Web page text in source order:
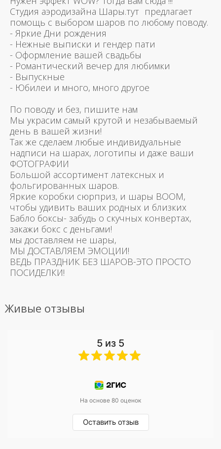
Студия аэродизайна Шары.тут предлагает
помощь с выбором шаров по любому поводу.
- Яркие Дни рождения
- Нежные выписки и гендер пати
- Оформление вашей свадьбы
- Романтический вечер для любимки
- Выпускные
- Юбилеи и много, много другое
По поводу и без, пишите нам
Мы украсим самый крутой и незабываемый
день в вашей жизни!
Так же сделаем любые индивидуальные
надписи на шарах, логотипы и даже ваши
ФОТОГРАФИИ
Большой ассортимент латексных и
фольгированных шаров.
Яркие коробки сюрприз, и шары BOOM,
чтобы удивить ваших родных и близких
Бабло боксы- забудь о скучных конвертах,
закажи бокс с деньгами!
мы доставляем не шары,
МЫ ДОСТАВЛЯЕМ ЭМОЦИИ!
ВЕДЬ ПРАЗДНИК БЕЗ ШАРОВ-ЭТО ПРОСТО
ПОСИДЕЛКИ!
Живые отзывы
5 из 5
На основе 80 оценок
Оставить отзыв